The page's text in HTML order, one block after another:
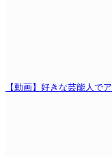
【動画】好きな芸能人で